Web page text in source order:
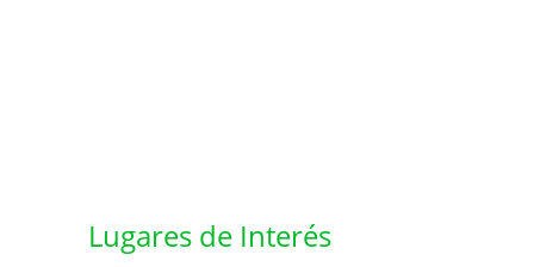
Lugares de Interés